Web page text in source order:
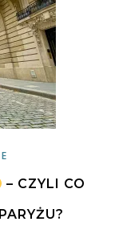
– CZYLI CO